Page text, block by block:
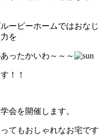
ービーホームではおなじ
を
あったかいわ～～～
！！
会を開催します。
てもおしゃれなお宅です